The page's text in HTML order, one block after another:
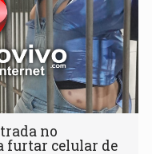
no
furtar celular de